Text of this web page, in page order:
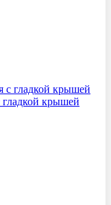
гладкой крышей